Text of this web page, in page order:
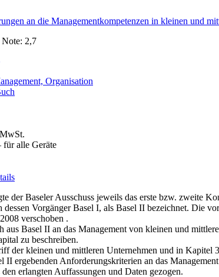
Note: 2,7
Organisation
alle Geräte
der Baseler Ausschuss jeweils das erste bzw. zweite
dessen Vorgänger Basel I, als Basel II bezeichnet. Die
verschoben .
aus Basel II an das Management von kleinen und
zu beschreiben.
der kleinen und mittleren Unternehmen und in Kapitel
II ergebenden Anforderungskriterien an das
erlangten Auffassungen und Daten gezogen.